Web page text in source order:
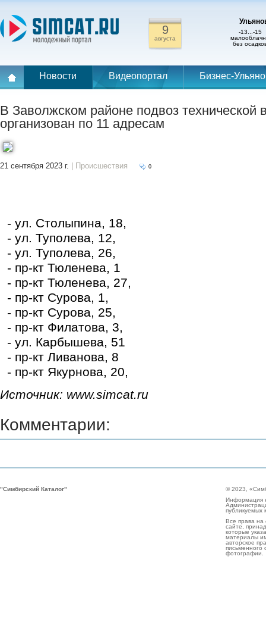
9
августа
-13...-15
без
Новости Видеопортал Бизнес-
В Заволжском районе подвоз технической
организован по 11 адресам
21 сентября 2023 г. | Происшествия 0
- ул. Столыпина, 18,
- ул. Туполева, 12,
- ул. Туполева, 26,
- пр-кт Тюленева, 1
- пр-кт Тюленева, 27,
- пр-кт Сурова, 1,
- пр-кт Сурова, 25,
- пр-кт Филатова, 3,
- ул. Карбышева, 51
- пр-кт Ливанова, 8
- пр-кт Якурнова, 20,
Источник: www.simcat.ru
Комментарии:
"Симбирский Каталог"
© 2023,
Информация
публикуемых
Все права
сайте,
которые
материалы
авторское
письменного
фотографии.